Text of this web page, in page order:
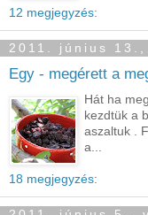
12 megjegyzés:
2011. június 13.,
Egy - megérett a
Hát ha
kezdtük a
aszaltuk .
a...
18 megjegyzés: